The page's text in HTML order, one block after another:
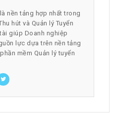
nền tảng hợp nhất trong
hút và Quản lý Tuyển
giúp Doanh nghiệp
lực dựa trên nền tảng
mềm Quản lý tuyển